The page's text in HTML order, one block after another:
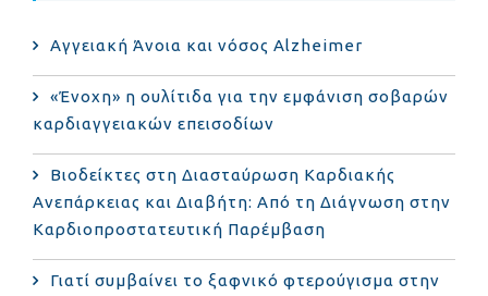
Αγγειακή Άνοια και νόσος Alzheimer
«Ένοχη» η ουλίτιδα για την εμφάνιση σοβαρών
καρδιαγγειακών επεισοδίων
Βιοδείκτες στη Διασταύρωση Καρδιακής
Ανεπάρκειας και Διαβήτη: Από τη Διάγνωση στην
Καρδιοπροστατευτική Παρέμβαση
Γιατί συμβαίνει το ξαφνικό φτερούγισμα στην